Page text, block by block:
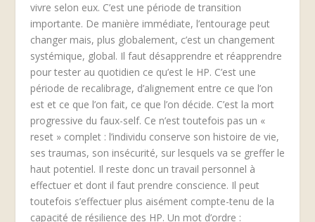
vivre selon eux. C’est une période de transition
importante. De manière immédiate, l’entourage peut
changer mais, plus globalement, c’est un changement
systémique, global. Il faut désapprendre et réapprendre
pour tester au quotidien ce qu’est le HP. C’est une
période de recalibrage, d’alignement entre ce que l’on
est et ce que l’on fait, ce que l’on décide. C’est la mort
progressive du faux-self. Ce n’est toutefois pas un «
reset » complet : l’individu conserve son histoire de vie,
ses traumas, son insécurité, sur lesquels va se greffer le
haut potentiel. Il reste donc un travail personnel à
effectuer et dont il faut prendre conscience. Il peut
toutefois s’effectuer plus aisément compte-tenu de la
capacité de résilience des HP. Un mot d’ordre :